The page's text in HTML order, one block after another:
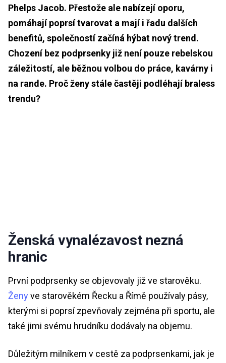
Phelps Jacob. Přestože ale nabízejí oporu,
pomáhají poprsí tvarovat a mají i řadu dalších
benefitů, společností začíná hýbat nový trend.
Chození bez podprsenky již není pouze rebelskou
záležitostí, ale běžnou volbou do práce, kavárny i
na rande. Proč ženy stále častěji podléhají braless
trendu?
Ženská vynalézavost nezná
hranic
První podprsenky se objevovaly již ve starověku.
Ženy ve starověkém Řecku a Římě používaly pásy,
kterými si poprsí zpevňovaly zejména při sportu, ale
také jimi svému hrudníku dodávaly na objemu.
Důležitým milníkem v cestě za podprsenkami, jak je